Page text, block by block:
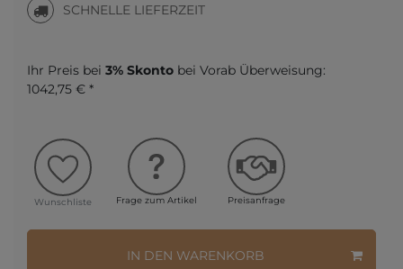
SCHNELLE LIEFERZEIT
Ihr Preis bei 3% Skonto bei Vorab Überweisung:
1042,75 € *
Wunschliste Frage zum Artikel Preisanfrage
IN DEN WARENKORB